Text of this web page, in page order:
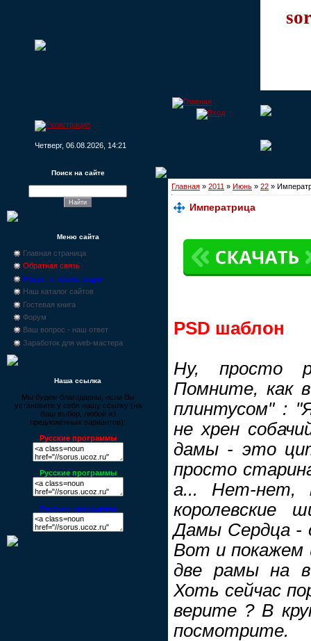
Четверг, 06.08.2026, 14:21
Поиск на сайте
Меню сайта
Главная страница
Обратная связь
Новости, промо-акции
Наш каталог сайтов
Гостевая книга
Форум
Ваш вопрос - наш ответ
Заработок для web-мастера
Наша ссылка
Мы будем благодарны, если Вы
установите у себя нашу ссылку (на
Ваш выбор, любой из
предложенных вариантов):
Русские программы
Русские программы
Русские программы
Главная » 2011 » Июнь » 22 »
Императрица
PSD шаблон
Ну, просто
Помните, как
плинтусом" :
не хрен
дамы - это
просто
а... Нет-нет,
королевские
Дамы Сердца -
Вот и
две рамы на
Хоть сейчас
верите ? В
посмотрите.